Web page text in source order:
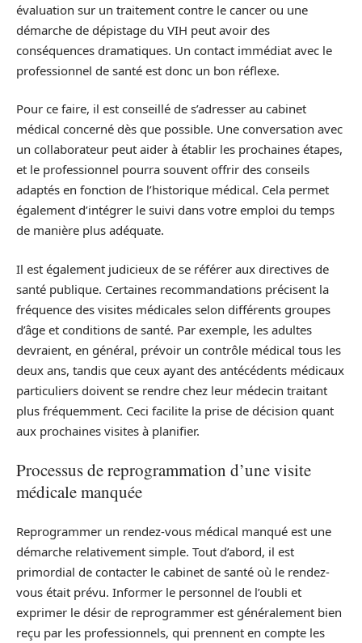
évaluation sur un traitement contre le cancer ou une
démarche de dépistage du VIH peut avoir des
conséquences dramatiques. Un contact immédiat avec le
professionnel de santé est donc un bon réflexe.
Pour ce faire, il est conseillé de s’adresser au cabinet
médical concerné dès que possible. Une conversation avec
un collaborateur peut aider à établir les prochaines étapes,
et le professionnel pourra souvent offrir des conseils
adaptés en fonction de l’historique médical. Cela permet
également d’intégrer le suivi dans votre emploi du temps
de manière plus adéquate.
Il est également judicieux de se référer aux directives de
santé publique. Certaines recommandations précisent la
fréquence des visites médicales selon différents groupes
d’âge et conditions de santé. Par exemple, les adultes
devraient, en général, prévoir un contrôle médical tous les
deux ans, tandis que ceux ayant des antécédents médicaux
particuliers doivent se rendre chez leur médecin traitant
plus fréquemment. Ceci facilite la prise de décision quant
aux prochaines visites à planifier.
Processus de reprogrammation d’une visite
médicale manquée
Reprogrammer un rendez-vous médical manqué est une
démarche relativement simple. Tout d’abord, il est
primordial de contacter le cabinet de santé où le rendez-
vous était prévu. Informer le personnel de l’oubli et
exprimer le désir de reprogrammer est généralement bien
reçu par les professionnels, qui prennent en compte les